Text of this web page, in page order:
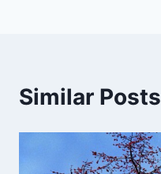
Similar Posts